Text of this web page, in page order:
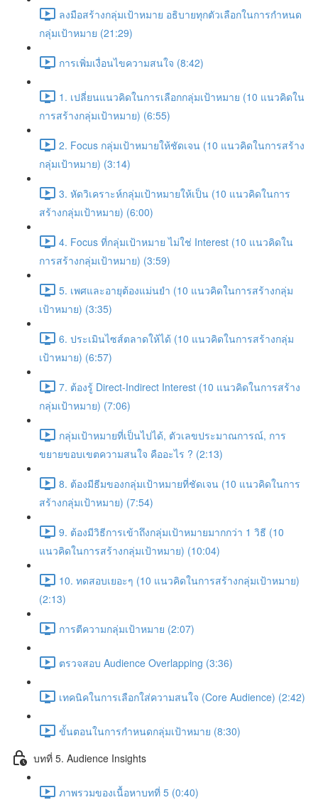
ลงมือสร้างกลุ่มเป้าหมาย อธิบายทุกตัวเลือกในการกำหนด
กลุ่มเป้าหมาย (21:29)
การเพิ่มเงื่อนไขความสนใจ (8:42)
1. เปลี่ยนแนวคิดในการเลือกกลุ่มเป้าหมาย (10 แนวคิดใน
การสร้างกลุ่มเป้าหมาย) (6:55)
2. Focus กลุ่มเป้าหมายให้ชัดเจน (10 แนวคิดในการสร้าง
กลุ่มเป้าหมาย) (3:14)
3. หัดวิเคราะห์กลุ่มเป้าหมายให้เป็น (10 แนวคิดในการ
สร้างกลุ่มเป้าหมาย) (6:00)
4. Focus ที่กลุ่มเป้าหมาย ไม่ใช่ Interest (10 แนวคิดใน
การสร้างกลุ่มเป้าหมาย) (3:59)
5. เพศและอายุต้องแม่นยำ (10 แนวคิดในการสร้างกลุ่ม
เป้าหมาย) (3:35)
6. ประเมินไซส์ตลาดให้ได้ (10 แนวคิดในการสร้างกลุ่ม
เป้าหมาย) (6:57)
7. ต้องรู้ Direct-Indirect Interest (10 แนวคิดในการสร้าง
กลุ่มเป้าหมาย) (7:06)
กลุ่มเป้าหมายที่เป็นไปได้, ตัวเลขประมาณการณ์, การ
ขยายขอบเขตความสนใจ คืออะไร ? (2:13)
8. ต้องมีธีมของกลุ่มเป้าหมายที่ชัดเจน (10 แนวคิดในการ
สร้างกลุ่มเป้าหมาย) (7:54)
9. ต้องมีวิธีการเข้าถึงกลุ่มเป้าหมายมากกว่า 1 วิธี (10
แนวคิดในการสร้างกลุ่มเป้าหมาย) (10:04)
10. ทดสอบเยอะๆ (10 แนวคิดในการสร้างกลุ่มเป้าหมาย)
(2:13)
การตีความกลุ่มเป้าหมาย (2:07)
ตรวจสอบ Audience Overlapping (3:36)
เทคนิคในการเลือกใส่ความสนใจ (Core Audience) (2:42)
ขั้นตอนในการกำหนดกลุ่มเป้าหมาย (8:30)
บทที่ 5. Audience Insights
ภาพรวมของเนื้อหาบทที่ 5 (0:40)